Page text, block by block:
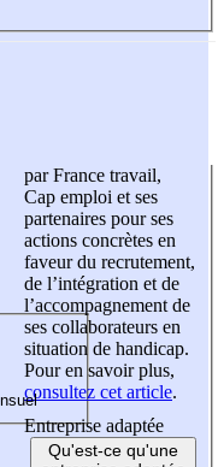
par France travail,
Cap emploi et ses
partenaires pour ses
actions concrètes en
faveur du recrutement,
de l’intégration et de
l’accompagnement de
ses collaborateurs en
situation de handicap.
Pour en savoir plus,
consultez cet article.
Entreprise adaptée
Qu'est-ce qu'une